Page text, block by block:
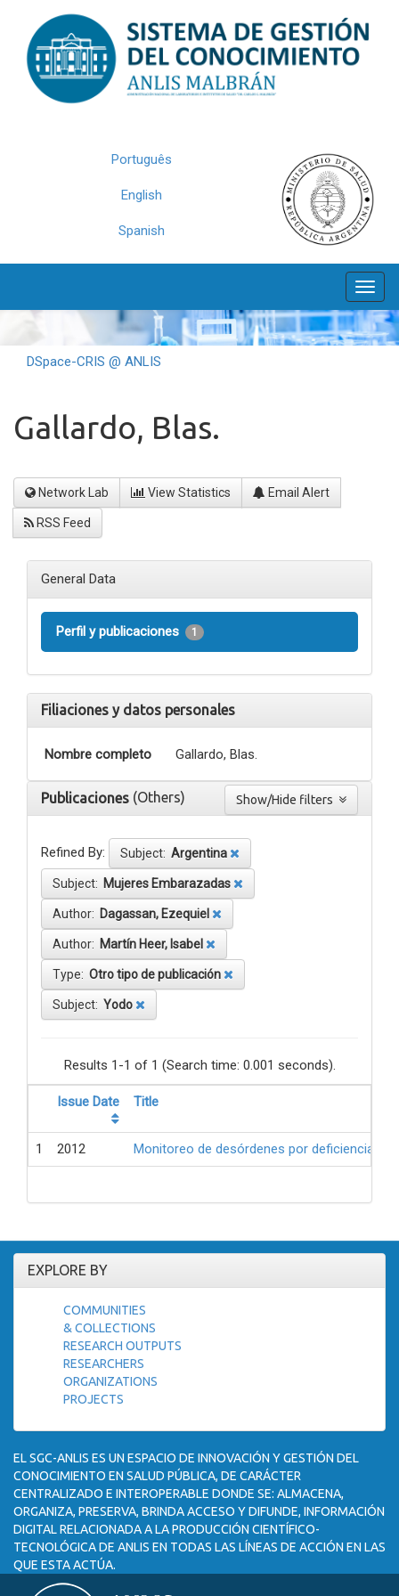
navigation
Português
English
Spanish
DSpace-CRIS @ ANLIS
Gallardo, Blas.
Network Lab View Statistics Email Alert
RSS Feed
General Data
Perfil y publicaciones 1
Filiaciones y datos personales
Nombre completo Gallardo, Blas.
Publicaciones (Others)
Refined By: Subject: Argentina
Subject: Mujeres Embarazadas
Author: Dagassan, Ezequiel
Author: Martín Heer, Isabel
Type: Otro tipo de publicación
Subject: Yodo
Results 1-1 of 1 (Search time: 0.001 seconds).
Issue Date Title
1 2012 Monitoreo de desórdenes por deficiencia
EXPLORE BY
COMMUNITIES
& COLLECTIONS
RESEARCH OUTPUTS
RESEARCHERS
ORGANIZATIONS
PROJECTS
EL SGC-ANLIS ES UN ESPACIO DE INNOVACIÓN Y GESTIÓN DEL
CONOCIMIENTO EN SALUD PÚBLICA, DE CARÁCTER
CENTRALIZADO E INTEROPERABLE DONDE SE: ALMACENA,
ORGANIZA, PRESERVA, BRINDA ACCESO Y DIFUNDE, INFORMACIÓN
DIGITAL RELACIONADA A LA PRODUCCIÓN CIENTÍFICO-
TECNOLÓGICA DE ANLIS EN TODAS LAS LÍNEAS DE ACCIÓN EN LAS
QUE ESTA ACTÚA.